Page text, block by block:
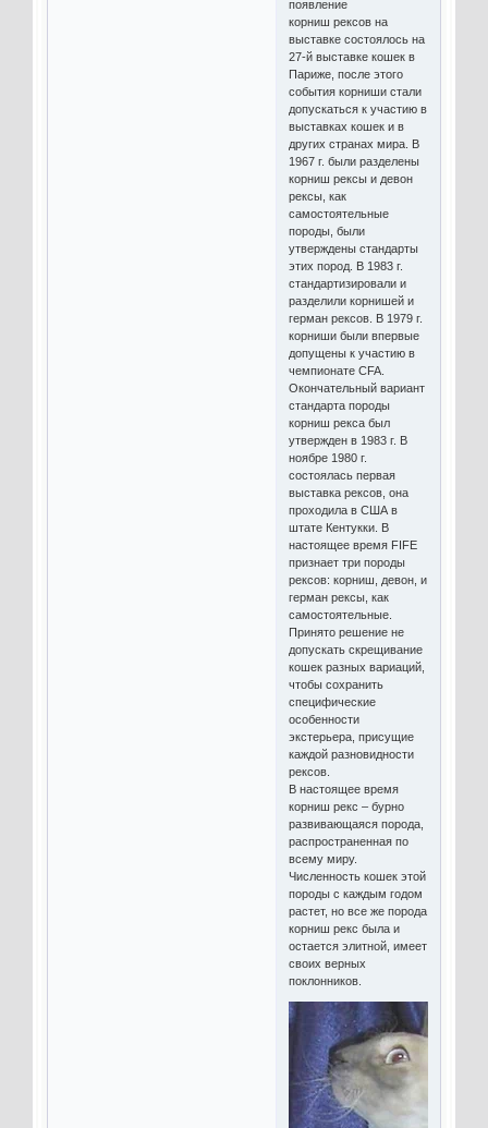
появление
корниш рексов на
выставке состоялось на
27-й выставке кошек в
Париже, после этого
события корниши стали
допускаться к участию в
выставках кошек и в
других странах мира. В
1967 г. были разделены
корниш рексы и девон
рексы, как
самостоятельные
породы, были
утверждены стандарты
этих пород. В 1983 г.
стандартизировали и
разделили корнишей и
герман рексов. В 1979 г.
корниши были впервые
допущены к участию в
чемпионате CFA.
Окончательный вариант
стандарта породы
корниш рекса был
утвержден в 1983 г. В
ноябре 1980 г.
состоялась первая
выставка рексов, она
проходила в США в
штате Кентукки. В
настоящее время FIFE
признает три породы
рексов: корниш, девон, и
герман рексы, как
самостоятельные.
Принято решение не
допускать скрещивание
кошек разных вариаций,
чтобы сохранить
специфические
особенности
экстерьера, присущие
каждой разновидности
рексов.
В настоящее время
корниш рекс – бурно
развивающаяся порода,
распространенная по
всему миру.
Численность кошек этой
породы с каждым годом
растет, но все же порода
корниш рекс была и
остается элитной, имеет
своих верных
поклонников.